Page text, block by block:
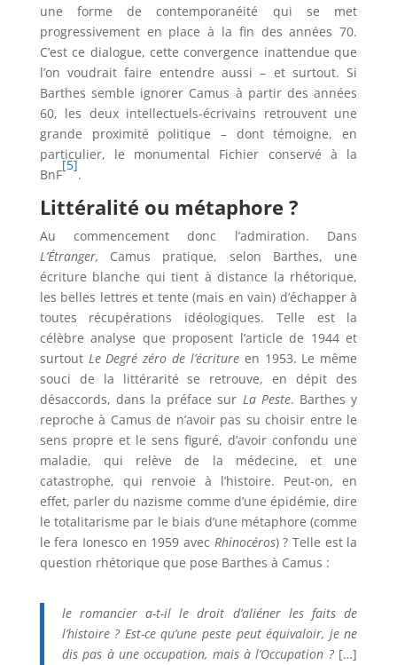
une forme de contemporanéité qui se met
progressivement en place à la fin des années 70.
C’est ce dialogue, cette convergence inattendue que
l’on voudrait faire entendre aussi – et surtout. Si
Barthes semble ignorer Camus à partir des années
60, les deux intellectuels-écrivains retrouvent une
grande proximité politique – dont témoigne, en
particulier, le monumental Fichier conservé à la
BnF
[5]
.
Littéralité ou métaphore ?
Au commencement donc l’admiration. Dans
L’Étranger, Camus pratique, selon Barthes, une
écriture blanche qui tient à distance la rhétorique,
les belles lettres et tente (mais en vain) d’échapper à
toutes récupérations idéologiques. Telle est la
célèbre analyse que proposent l’article de 1944 et
surtout Le Degré zéro de l’écritureen 1953. Le même
souci de la littérarité se retrouve, en dépit des
désaccords, dans la préface sur La Peste. Barthes y
reproche à Camus de n’avoir pas su choisir entre le
sens propre et le sens figuré, d’avoir confondu une
maladie, qui relève de la médecine, et une
catastrophe, qui renvoie à l’histoire. Peut-on, en
effet, parler du nazisme comme d’une épidémie, dire
le totalitarisme par le biais d’une métaphore (comme
le fera Ionesco en 1959 avec Rhinocéros) ? Telle est la
question rhétorique que pose Barthes à Camus :
le romancier a-t-il le droit d’aliéner les faits de
l’histoire ? Est-ce qu’une peste peut équivaloir, je ne
dis pas à une occupation, mais à l’Occupation ? […]